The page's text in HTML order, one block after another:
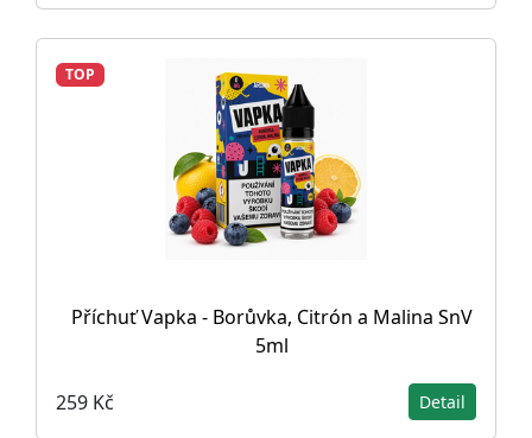
TOP
Příchuť Vapka - Borůvka, Citrón a Malina SnV
5ml
259 Kč Detail